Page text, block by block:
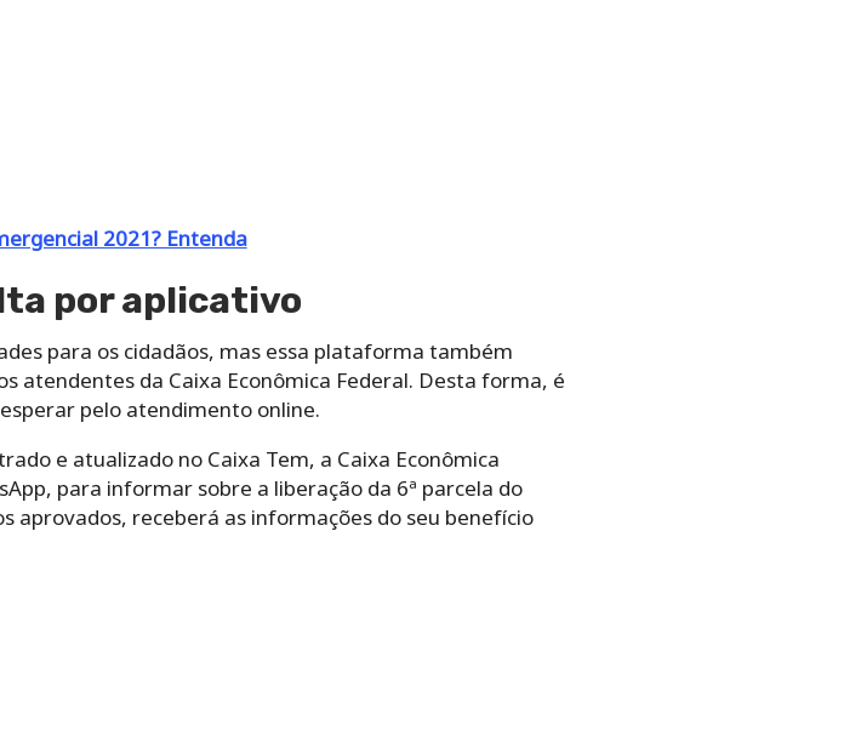
2021? Entenda
por aplicativo
para os cidadãos, mas essa plataforma também
atendentes da Caixa Econômica Federal. Desta forma, é
pelo atendimento online.
e atualizado no Caixa Tem, a Caixa Econômica
para informar sobre a liberação da 6ª parcela do
aprovados, receberá as informações do seu benefício